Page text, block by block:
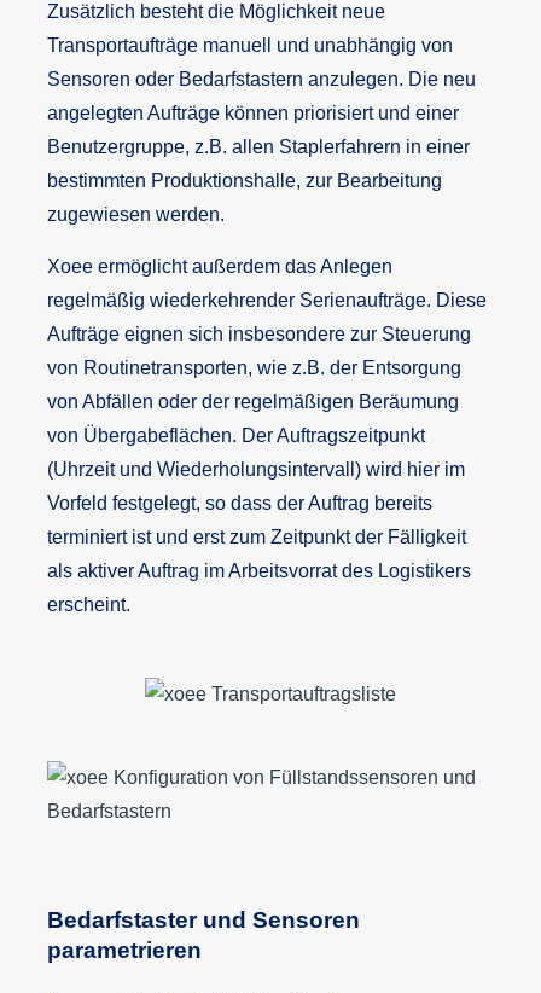
Zusätzlich besteht die Möglichkeit neue
Transportaufträge manuell und unabhängig von
Sensoren oder Bedarfstastern anzulegen. Die neu
angelegten Aufträge können priorisiert und einer
Benutzergruppe, z.B. allen Staplerfahrern in einer
bestimmten Produktionshalle, zur Bearbeitung
zugewiesen werden.
Xoee ermöglicht außerdem das Anlegen
regelmäßig wiederkehrender Serienaufträge. Diese
Aufträge eignen sich insbesondere zur Steuerung
von Routinetransporten, wie z.B. der Entsorgung
von Abfällen oder der regelmäßigen Beräumung
von Übergabeflächen. Der Auftragszeitpunkt
(Uhrzeit und Wiederholungsintervall) wird hier im
Vorfeld festgelegt, so dass der Auftrag bereits
terminiert ist und erst zum Zeitpunkt der Fälligkeit
als aktiver Auftrag im Arbeitsvorrat des Logistikers
erscheint.
Bedarfstaster und Sensoren
parametrieren